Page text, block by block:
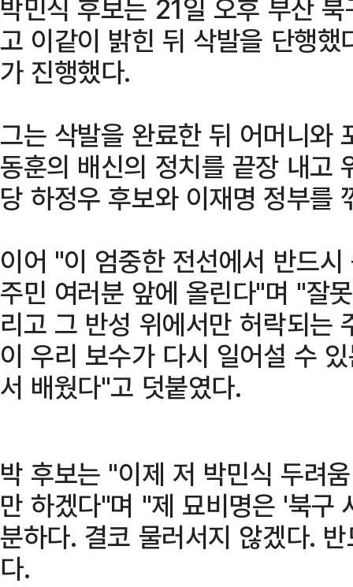
박민식 후보는 21일 오후 부산
고 이같이 밝힌 뒤 삭발을 단행
가 진행했다.
그는 삭발을 완료한 뒤 어머니와
동훈의 배신의 정치를 끝장 내고
당 하정우 후보와 이재명 정부를
이어 "이 엄중한 전선에서 반드
주민 여러분 앞에 올린다"며 "잘
리고 그 반성 위에서만 허락되는
이 우리 보수가 다시 일어설 수
서 배웠다"고 덧붙였다.
박 후보는 "이제 저 박민식 두려
만 하겠다"며 "제 묘비명은 '북구
분하다. 결코 물러서지 않겠다.
다.